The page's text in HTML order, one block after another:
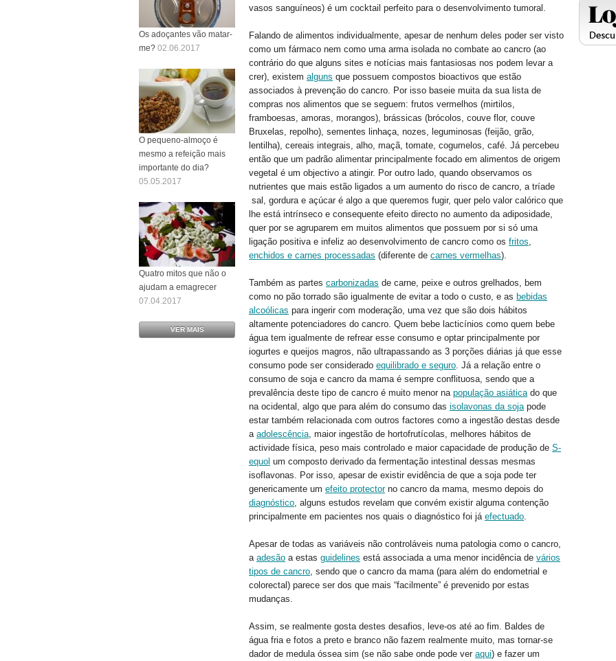
vasos sanguíneos) é um cocktail perfeito para o desenvolvimento tumoral.
Falando de alimentos individualmente, apesar de nenhum deles poder ser visto
como um fármaco nem como uma arma isolada no combate ao cancro (ao
contrário do que alguns sites e notícias mais fantasiosas nos podem levar a
crer), existem alguns que possuem compostos bioactivos que estão
associados à prevenção do cancro. Por isso baseie muita da sua lista de
compras nos alimentos que se seguem: frutos vermelhos (mirtilos,
framboesas, amoras, morangos), brássicas (brócolos, couve flor, couve
Bruxelas, repolho), sementes linhaça, nozes, leguminosas (feijão, grão,
lentilha), cereais integrais, alho, maçã, tomate, cogumelos, café. Já percebeu
então que um padrão alimentar principalmente focado em alimentos de origem
vegetal é um objectivo a atingir. Por outro lado, quando observamos os
nutrientes que mais estão ligados a um aumento do risco de cancro, a tríade
sal, gordura e açúcar é algo a que queremos fugir, quer pelo valor calórico que
lhe está intrínseco e consequente efeito directo no aumento da adiposidade,
quer por se agruparem em muitos alimentos que possuem por si só uma
ligação positiva e infeliz ao desenvolvimento de cancro como os fritos
enchidos e carnes processadas (diferente de carnes vermelhas).
Também as partes carbonizadas de carne, peixe e outros grelhados, bem
como no pão torrado são igualmente de evitar a todo o custo, e as bebidas
alcoólicas para ingerir com moderação, uma vez que são dois hábitos
altamente potenciadores do cancro. Quem bebe lacticínios como quem bebe
água tem igualmente de refrear esse consumo e optar principalmente por
iogurtes e queijos magros, não ultrapassando as 3 porções diárias já que esse
consumo pode ser considerado equilibrado e seguro . Já a relação entre o
consumo de soja e cancro da mama é sempre conflituosa, sendo que a
prevalência deste tipo de cancro é muito menor na população asiática do que
na ocidental, algo que para além do consumo das isolavonas da soja pode
estar também relacionada com outros factores como a ingestão destas desde
a adolescência , maior ingestão de hortofrutícolas, melhores hábitos de
actividade física, peso mais controlado e maior capacidade de produção de S-
equol um composto derivado da fermentação intestinal dessas mesmas
isoflavonas. Por isso, apesar de existir evidência de que a soja pode ter
genericamente um efeito protectorno cancro da mama, mesmo depois do
diagnóstico , alguns estudos revelam que convém existir alguma contenção
principalmente em pacientes nos quais o diagnóstico foi já efectuado
Apesar de todas as variáveis não controláveis numa patologia como o cancro,
a adesão a estas guidelines está associada a uma menor incidência de vários
tipos de cancro , sendo que o cancro da mama (para além do endometrial e
colorectal) parece ser dos que mais “facilmente” é prevenido por estas
mudanças.
Assim, se realmente gosta destes desafios, leve-os até ao fim. Baldes de
água fria e fotos a preto e branco não fazem realmente muito, mas tornar-se
dador de medula óssea sim (se não sabe onde pode ver aqui) e fazer um
Os adoçantes vão matar-
me? 02.06.2017
O pequeno-almoço é
mesmo a refeição mais
importante do dia?
05.05.2017
Quatro mitos que não o
ajudam a emagrecer
07.04.2017
VER MAIS